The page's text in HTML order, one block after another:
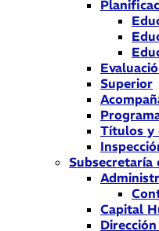
Superior
Títulos y
Subsecretaría
Capital